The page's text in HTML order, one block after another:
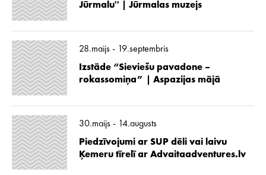
Jūrmalu'' | Jūrmalas muzejs
28.maijs - 19.septembris
Izstāde “Sieviešu pavadone –
rokassomiņa” | Aspazijas mājā
30.maijs - 14.augusts
Piedzīvojumi ar SUP dēli vai laivu
Ķemeru tīrelī ar Advaitaadventures.lv